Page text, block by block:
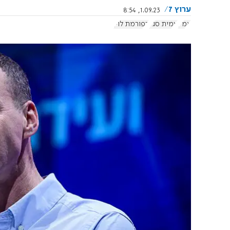
ערוץ 7
1.09.23, 8:54
אמ"ן
עמית סגל רפורמת לוין